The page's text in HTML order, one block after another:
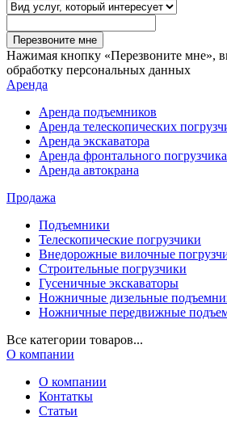
Перезвоните мне
Нажимая кнопку «Перезвоните мне»,
обработку персональных данных
Аренда
Аренда подъемников
Аренда телескопических
Аренда экскаватора
Аренда фронтального погрузчика
Аренда автокрана
Продажа
Подъемники
Телескопические погрузчики
Внедорожные вилочные
Строительные погрузчики
Гусеничные экскаваторы
Ножничные дизельные
Ножничные передвижные
Все категории товаров...
О компании
О компании
Контаткы
Статьи